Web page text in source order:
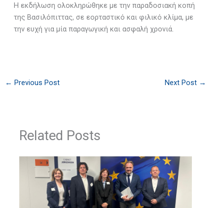
Η εκδήλωση ολοκληρώθηκε με την παραδοσιακή κοπή
της Βασιλόπιττας, σε εορταστικό και φιλικό κλίμα, με
την ευχή για μία παραγωγική και ασφαλή χρονιά.
← Previous Post Next Post →
Related Posts